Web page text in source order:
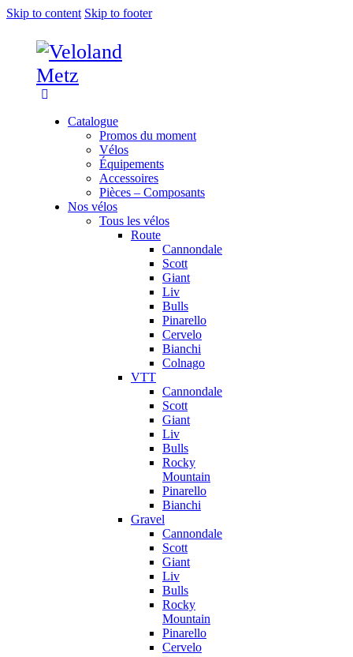
Skip to content Skip to footer
Catalogue
Promos du moment
Vélos
Équipements
Accessoires
Pièces – Composants
Nos vélos
Tous les vélos
Route
Cannondale
Scott
Giant
Liv
Bulls
Pinarello
Cervelo
Bianchi
Colnago
VTT
Cannondale
Scott
Giant
Liv
Bulls
Rocky
Mountain
Pinarello
Bianchi
Gravel
Cannondale
Scott
Giant
Liv
Bulls
Rocky
Mountain
Pinarello
Cervelo